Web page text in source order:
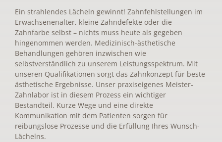
Ein strahlendes Lächeln gewinnt! Zahnfehlstellungen im
Erwachsenenalter, kleine Zahndefekte oder die
Zahnfarbe selbst – nichts muss heute als gegeben
hingenommen werden. Medizinisch-ästhetische
Behandlungen gehören inzwischen wie
selbstverständlich zu unserem Leistungsspektrum. Mit
unseren Qualifikationen sorgt das Zahnkonzept für beste
ästhetische Ergebnisse. Unser praxiseigenes Meister-
Zahnlabor ist in diesem Prozess ein wichtiger
Bestandteil. Kurze Wege und eine direkte
Kommunikation mit dem Patienten sorgen für
reibungslose Prozesse und die Erfüllung Ihres Wunsch-
Lächelns.